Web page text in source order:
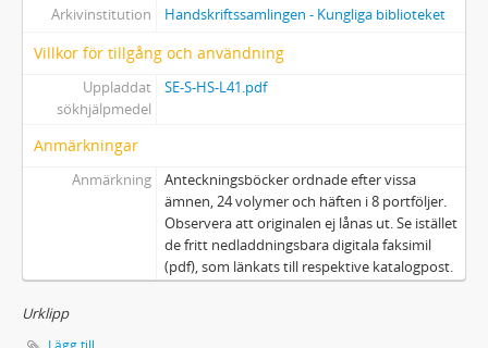
48 - Diverse särtryck och dedikationsexemplar, flera med anteckningar
50 - Brev och handlingar rörande Ellen Keys samlingar
51 - Familjebrev
52 - Brev från Ellen Key till skilda personer
53 - Brev till och från andra personer ("Strödda brev i Ellen Keys samlingar")
54a - Oidentifierade svenska och utländska brev
55 - Brev till Ellen Key från svenskar
56 - Brev till Ellen Key från belgiska och holländska korrespondenter
57 - Brev till Ellen Key från danska korrespondenter
Arkivinstitution
Handskriftssamlingen - Kungliga biblioteket
Villkor för tillgång och användning
Uppladdat
sökhjälpmedel
SE-S-HS-L41.pdf
Anmärkningar
Anmärkning
Anteckningsböcker ordnade efter vissa
ämnen, 24 volymer och häften i 8 portföljer.
Observera att originalen ej lånas ut. Se istället
de fritt nedladdningsbara digitala faksimil
(pdf), som länkats till respektive katalogpost.
Urklipp